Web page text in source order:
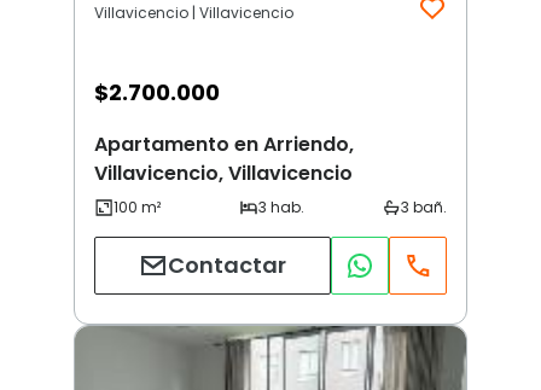
Villavicencio | Villavicencio
$2.700.000
Apartamento en Arriendo,
Villavicencio, Villavicencio
Contactar